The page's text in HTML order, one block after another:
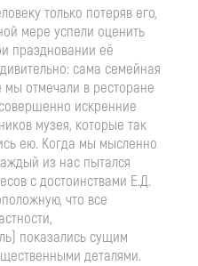
только потеряв его,
мере успели оценить
праздновании её
сама семейная
отмечали в ресторане
искренние
музея, которые так
ею. Когда мы мысленно
из нас пытался
с достоинствами Е.Д.
что все
показались сущим
деталями.